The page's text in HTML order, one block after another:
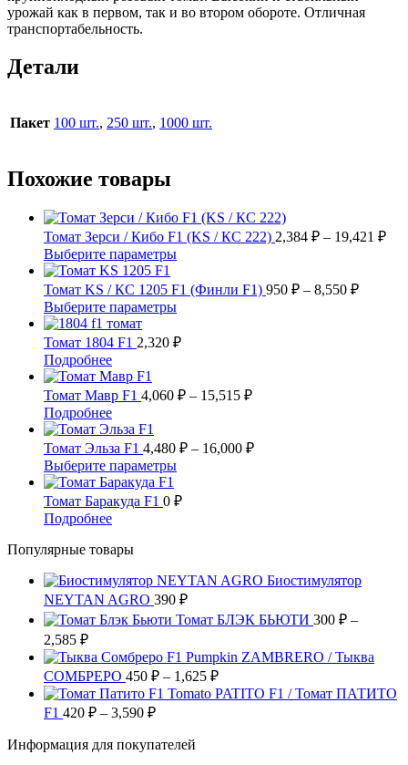
урожай как в первом, так и во втором обороте. Отличная
транспортабельность.
Детали
Пакет 100 шт., 250 шт., 1000 шт.
Похожие товары
Томат Зерси / Кибо F1 (KS / КС 222) 2,384 ₽ – 19,421 ₽
Выберите параметрыЭтот
имеет
несколько
вариаций.
Опции
можно
странице
Томат KS / КС 1205 F1 (Финли F1) 950 ₽ – 8,550 ₽
Выберите параметрыЭтот
имеет
Опции
можно
странице
товара.
Томат 1804 F1 2,320 ₽
ПодробнееЭтот
товар
имеет
несколько
вариаций.
Опции
можно
выбрать
на
странице
товара.
Томат Мавр F1 4,060 ₽ – 15,515 ₽Диапазон
–
ПодробнееЭтот
товар
имеет
несколько
вариаций.
Опции
можно
выбрать
странице
товара.
Томат Эльза F1 4,480 ₽ – 16,000 ₽Диапазон
Выберите параметрыЭтот
имеет
выбрать
на
странице
товара.
Томат Баракуда F1 0 ₽
ПодробнееЭтот
имеет
вариаций.
Опции
можно
странице
товара.
Популярные товары
Биостимулятор
NEYTAN AGRO 390 ₽
Томат БЛЭК БЬЮТИ 300 ₽ –
2,585 ₽Диапазон
цен:
300 ₽
–
2,585 ₽
Pumpkin ZAMBRERO / Тыква
СОМБРЕРО 450 ₽ – 1,625 ₽Диапазон
цен:
Tomato PATITO F1 / Томат ПАТИТО
F1 420 ₽ – 3,590 ₽Диапазон
420 ₽
Информация для покупателей